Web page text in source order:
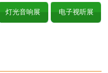
灯光音响展 电子视听展